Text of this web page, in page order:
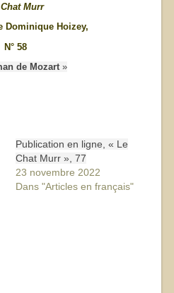
Murr
Dominique Hoizey,
N° 58
de Mozart»
Publication en ligne, « Le
Chat Murr », 77
23 novembre 2022
Dans "Articles en français"